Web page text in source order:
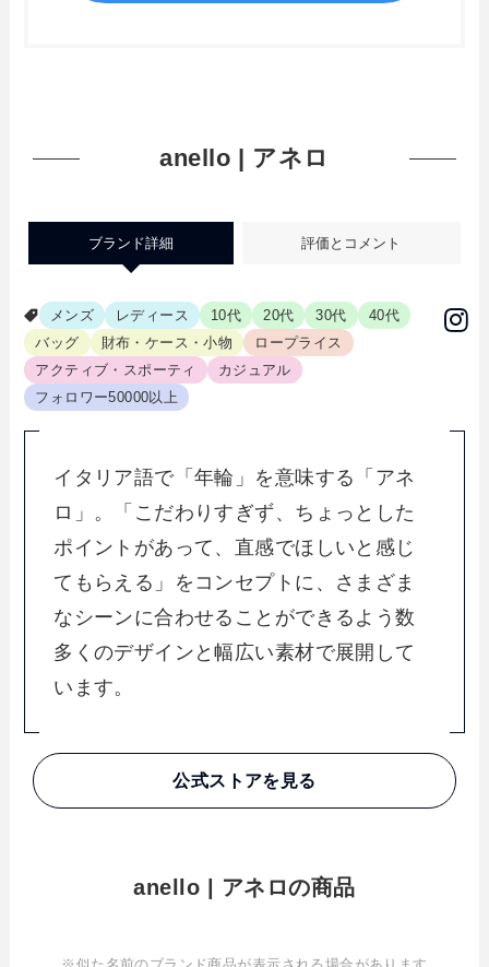
anello | アネロ
ブランド詳細 評価とコメント
メンズ レディース 10代 20代 30代
40代
バッグ
財布・ケース・小物
ロープライス
アクティブ・スポーティ
カジュアル
フォロワー50000以上
イタリア語で「年輪」を意味する「アネ
ロ」。「こだわりすぎず、ちょっとした
ポイントがあって、直感でほしいと感じ
てもらえる」をコンセプトに、さまざま
なシーンに合わせることができるよう数
多くのデザインと幅広い素材で展開して
います。
公式ストアを見る
anello | アネロの商品